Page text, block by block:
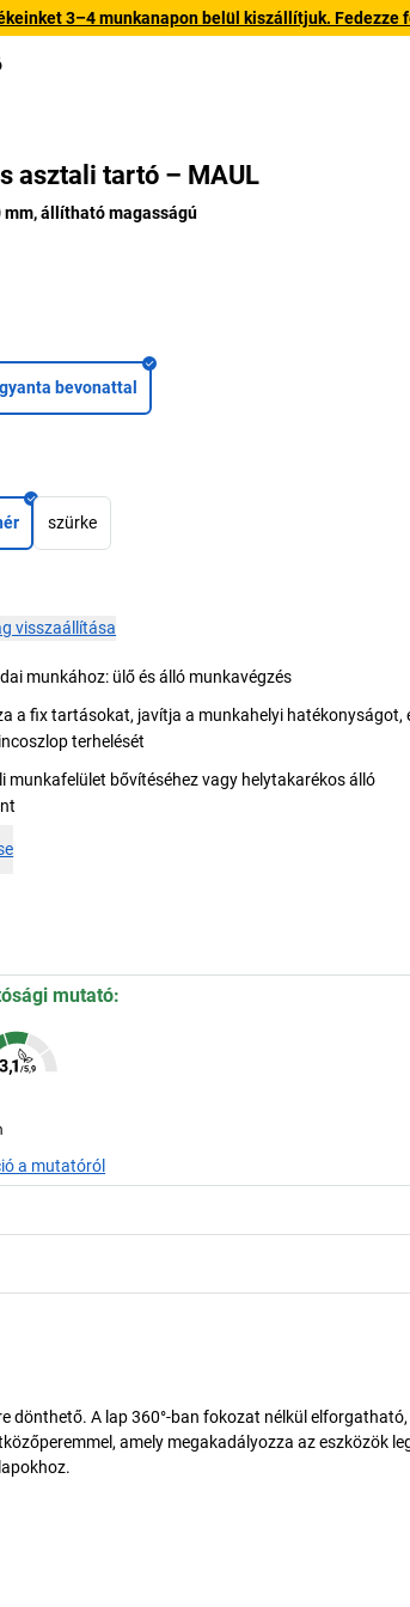
3–4 munkanapon belül kiszállítjuk.
asztali tartó – MAUL
mm, állítható magasságú
bevonattal
szürke
visszaállítása
munkához: ülő és álló munkavégzés
a fix tartásokat, javítja a munkahelyi hatékonyságot,
terhelését
munkafelület bővítéséhez vagy helytakarékos álló
mutató:
a mutatóról
dönthető. A lap 360°-ban fokozat nélkül
amely megakadályozza az eszközök